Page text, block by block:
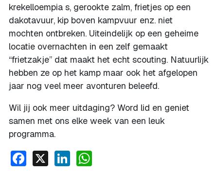
krekelloempia s, gerookte zalm, frietjes op een
dakotavuur, kip boven kampvuur enz. niet
mochten ontbreken. Uiteindelijk op een geheime
locatie overnachten in een zelf gemaakt
“frietzakje” dat maakt het echt scouting. Natuurlijk
hebben ze op het kamp maar ook het afgelopen
jaar nog veel meer avonturen beleefd.
Wil jij ook meer uitdaging? Word lid en geniet
samen met ons elke week van een leuk
programma.
Facebook
X LinkedIn